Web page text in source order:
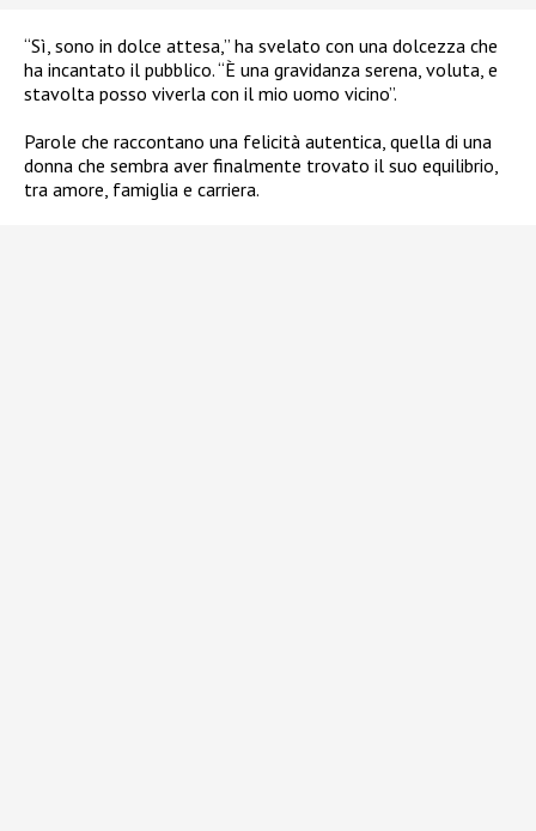
“Sì, sono in dolce attesa,” ha svelato con una dolcezza che
ha incantato il pubblico. “È una gravidanza serena, voluta, e
stavolta posso viverla con il mio uomo vicino”.
Parole che raccontano una felicità autentica, quella di una
donna che sembra aver finalmente trovato il suo equilibrio,
tra amore, famiglia e carriera.